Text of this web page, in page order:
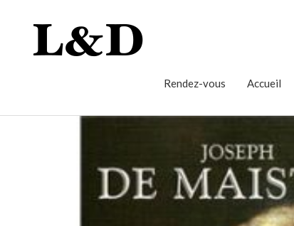
Rendez-vous Accueil